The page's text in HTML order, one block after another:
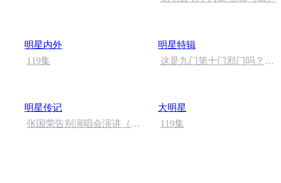
明星内外
119集
明星特辑
这是九门第十门邪门吗？我
明星传记
张国荣告别演唱会演讲（喜
大明星
119集